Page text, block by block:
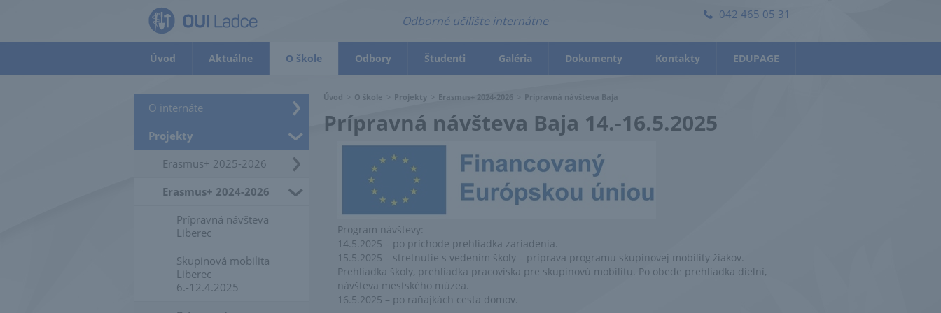
Úvod Aktuálne O škole Odbory Študenti Galéria Dokumenty Kontakty EDUPAGE
Odborné učilište internátne 042 465 05 31
O internáte
Projekty
Erasmus+ 2025-2026
Erasmus+ 2024-2026
Prípravná návšteva
Liberec
Skupinová mobilita
Liberec
6.-12.4.2025
Úvod O škole Projekty Erasmus+ 2024-2026 Prípravná návšteva Baja
Prípravná návšteva Baja 14.-16.5.2025
Program návštevy:
14.5.2025 – po príchode prehliadka zariadenia.
15.5.2025 – stretnutie s vedením školy – príprava programu skupinovej mobility žiakov.
Prehliadka školy, prehliadka pracoviska pre skupinovú mobilitu. Po obede prehliadka dielní,
návšteva mestského múzea.
16.5.2025 – po raňajkách cesta domov.